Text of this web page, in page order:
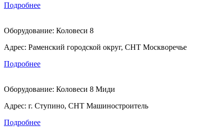
Подробнее
Оборудование: Коловеси 8
Адрес: Раменский городской округ, СНТ Москворечье
Подробнее
Оборудование: Коловеси 8 Миди
Адрес: г. Ступино, СНТ Машиностроитель
Подробнее